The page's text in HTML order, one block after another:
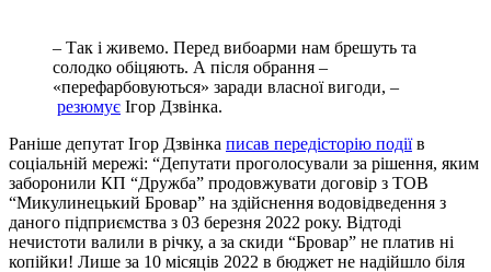
– Так і живемо. Перед вибоарми нам брешуть та
солодко обіцяють. А після обрання –
«перефарбовуються» заради власної вигоди, –
резюмує Ігор Дзвінка.
Раніше депутат Ігор Дзвінка писав передісторію подіїв
соціальній мережі: “Депутати проголосували за рішення, яким
заборонили КП “Дружба” продовжувати договір з ТОВ
“Микулинецький Бровар” на здійснення водовідведення з
даного підприємства з 03 березня 2022 року. Відтоді
нечистоти валили в річку, а за скиди “Бровар” не платив ні
копійки! Лише за 10 місяців 2022 в бюджет не надійшло біля